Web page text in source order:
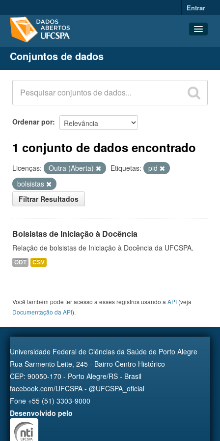
Entrar
Conjuntos de dados
Organizações
Grupos
Sobre
Conjuntos de dados
Ordenar por
1 conjunto de dados encontrado
Licenças: Outra (Aberta) Etiquetas:
pid
bolsistas
Filtrar Resultados
Bolsistas de Iniciação à Docência
Relação de bolsistas de Iniciação à Docência da UFCSPA.
ODT CSV
Você também pode ter acesso a esses registros usando a API (veja
Documentação da API).
Universidade Federal de Ciências da Saúde de Porto Alegre
Rua Sarmento Leite, 245 - Bairro Centro Histórico
CEP: 90050-170 - Porto Alegre/RS - Brasil
facebook.com/UFCSPA - @UFCSPA_oficial
Fone +55 (51) 3303-9000
Desenvolvido pelo